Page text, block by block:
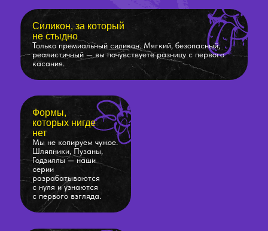
Силикон, за который
не стыдно
Только премиальный силикон. Мягкий, безопасный,
реалистичный — вы почувствуете разницу с первого
касания.
Формы,
которых нигде
нет
Мы не копируем чужое.
Шляпники, Пузаны,
Годзиллы — наши
серии
разрабатываются
с нуля и узнаются
с первого взгляда.